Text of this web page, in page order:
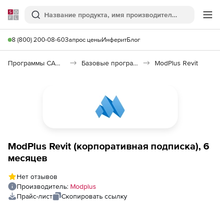
Softline
Поиск
8 (800) 200-08-60Запрос ценыИнферитБлог
Программы САПР и ГИС Базовые программы ModPlus Revit
ModPlus Revit (корпоративная подписка), 6
месяцев
Нет отзывов
Производитель: Modplus
Прайс-лист
Скопировать ссылку